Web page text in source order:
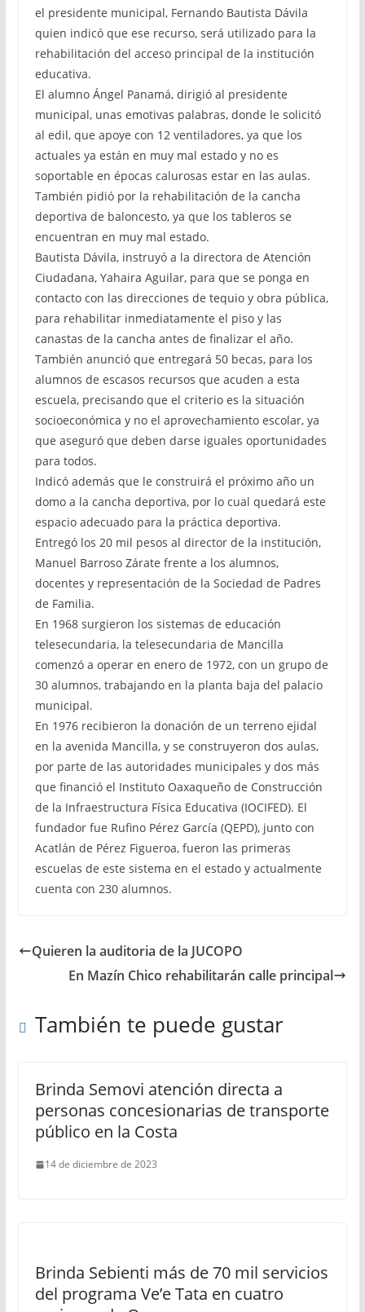
el presidente municipal, Fernando Bautista Dávila
quien indicó que ese recurso, será utilizado para la
rehabilitación del acceso principal de la institución
educativa.
El alumno Ángel Panamá, dirigió al presidente
municipal, unas emotivas palabras, donde le solicitó
al edil, que apoye con 12 ventiladores, ya que los
actuales ya están en muy mal estado y no es
soportable en épocas calurosas estar en las aulas.
También pidió por la rehabilitación de la cancha
deportiva de baloncesto, ya que los tableros se
encuentran en muy mal estado.
Bautista Dávila, instruyó a la directora de Atención
Ciudadana, Yahaira Aguilar, para que se ponga en
contacto con las direcciones de tequio y obra pública,
para rehabilitar inmediatamente el piso y las
canastas de la cancha antes de finalizar el año.
También anunció que entregará 50 becas, para los
alumnos de escasos recursos que acuden a esta
escuela, precisando que el criterio es la situación
socioeconómica y no el aprovechamiento escolar, ya
que aseguró que deben darse iguales oportunidades
para todos.
Indicó además que le construirá el próximo año un
domo a la cancha deportiva, por lo cual quedará este
espacio adecuado para la práctica deportiva.
Entregó los 20 mil pesos al director de la institución,
Manuel Barroso Zárate frente a los alumnos,
docentes y representación de la Sociedad de Padres
de Familia.
En 1968 surgieron los sistemas de educación
telesecundaria, la telesecundaria de Mancilla
comenzó a operar en enero de 1972, con un grupo de
30 alumnos, trabajando en la planta baja del palacio
municipal.
En 1976 recibieron la donación de un terreno ejidal
en la avenida Mancilla, y se construyeron dos aulas,
por parte de las autoridades municipales y dos más
que financió el Instituto Oaxaqueño de Construcción
de la Infraestructura Física Educativa (IOCIFED). El
fundador fue Rufino Pérez García (QEPD), junto con
Acatlán de Pérez Figueroa, fueron las primeras
escuelas de este sistema en el estado y actualmente
cuenta con 230 alumnos.
Quieren la auditoria de la JUCOPO
En Mazín Chico rehabilitarán calle principal
También te puede gustar
Brinda Semovi atención directa a
personas concesionarias de transporte
público en la Costa
14 de diciembre de 2023
Brinda Sebienti más de 70 mil servicios
del programa Ve’e Tata en cuatro